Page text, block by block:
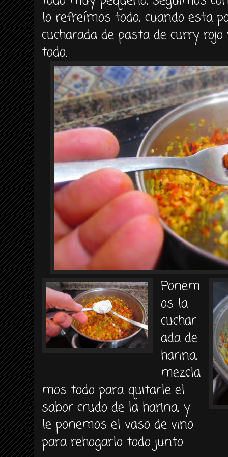
lo refreímos todo, cuando esta
cucharada de pasta de curry
todo.
Ponem
os la
cuchar
ada de
harina,
mezcla
mos todo para quitarle el
sabor crudo de la harina, y
le ponemos el vaso de vino
para rehogarlo todo junto.